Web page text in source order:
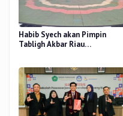
Habib Syech akan Pimpin
Tabligh Akbar Riau